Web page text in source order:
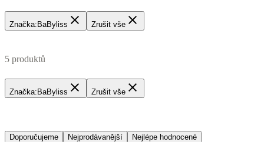
Značka: BaByliss Zrušit vše
5 produktů
Značka: BaByliss Zrušit vše
Doporučujeme Nejprodávanější
Nejlépe hodnocené